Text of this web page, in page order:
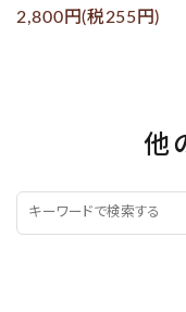
2,800円(税255円)
他